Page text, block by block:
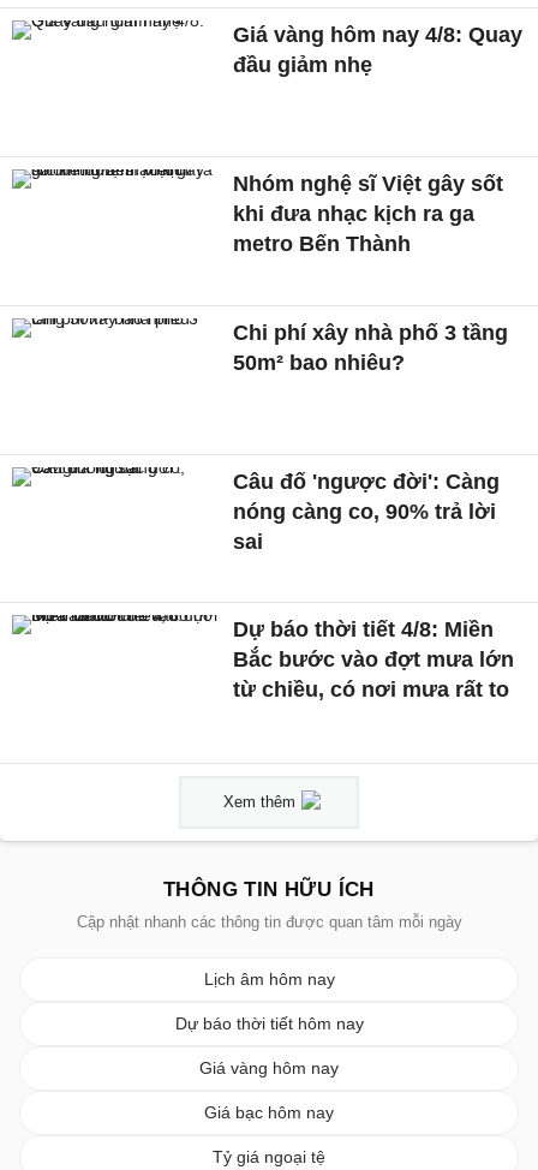
Giá vàng hôm nay 4/8: Quay
đầu giảm nhẹ
Nhóm nghệ sĩ Việt gây sốt
khi đưa nhạc kịch ra ga
metro Bến Thành
Chi phí xây nhà phố 3 tầng
50m² bao nhiêu?
Câu đố 'ngược đời': Càng
nóng càng co, 90% trả lời
sai
Dự báo thời tiết 4/8: Miền
Bắc bước vào đợt mưa lớn
từ chiều, có nơi mưa rất to
Xem thêm
THÔNG TIN HỮU ÍCH
Cập nhật nhanh các thông tin được quan tâm mỗi ngày
Lịch âm hôm nay
Dự báo thời tiết hôm nay
Giá vàng hôm nay
Giá bạc hôm nay
Tỷ giá ngoại tệ